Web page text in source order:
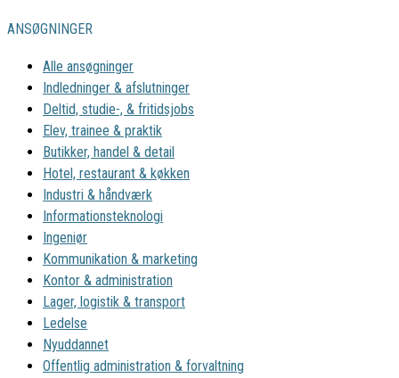
ANSØGNINGER
Alle ansøgninger
Indledninger & afslutninger
Deltid, studie-, & fritidsjobs
Elev, trainee & praktik
Butikker, handel & detail
Hotel, restaurant & køkken
Industri & håndværk
Informationsteknologi
Ingeniør
Kommunikation & marketing
Kontor & administration
Lager, logistik & transport
Ledelse
Nyuddannet
Offentlig administration & forvaltning